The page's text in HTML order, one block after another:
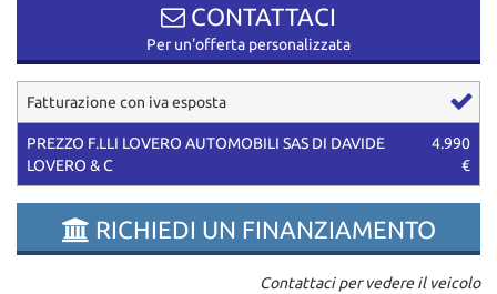
CONTATTACI
Per un'offerta personalizzata
Fatturazione con iva esposta
PREZZO F.LLI LOVERO AUTOMOBILI SAS DI DAVIDE
LOVERO & C
4.990
€
RICHIEDI UN FINANZIAMENTO
Contattaci per vedere il veicolo
alla
policy.
Puoi
rivedere
e
modificare
le